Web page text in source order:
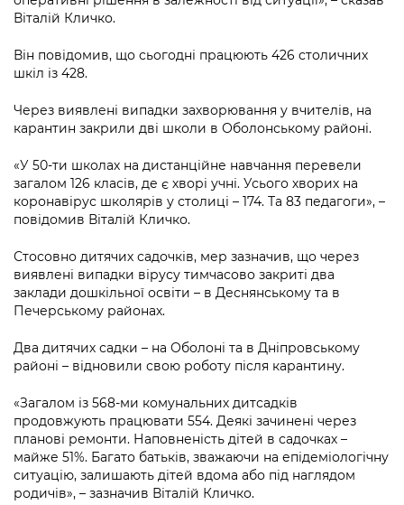
Підприємства, установи, організації
Річні звіти
Гендерна політика
Безбар'єрність
Київська міська військова адміністрація
Портал Захисників та Захисниць
Безбар'єрність
Портал послуг
Міський застосунок Київ Цифровий
Важливе під час воєнного стану
Уряд» – місцевий рівень»
Важливе під час воєнного стану
Про відкриті дані
Портал даних Києва
Віталій Кличко.
Він повідомив, що сьогодні працюють 426 столичних
шкіл із 428.
Через виявлені випадки захворювання у вчителів, на
карантин закрили дві школи в Оболонському районі.
«У 50-ти школах на дистанційне навчання перевели
загалом 126 класів, де є хворі учні. Усього хворих на
коронавірус школярів у столиці – 174. Та 83 педагоги», –
повідомив Віталій Кличко.
Стосовно дитячих садочків, мер зазначив, що через
виявлені випадки вірусу тимчасово закриті два
заклади дошкільної освіти – в Деснянському та в
Печерському районах.
Два дитячих садки – на Оболоні та в Дніпровському
районі – відновили свою роботу після карантину.
«Загалом із 568-ми комунальних дитсадків
продовжують працювати 554. Деякі зачинені через
планові ремонти. Наповненість дітей в садочках –
майже 51%. Багато батьків, зважаючи на епідеміологічну
ситуацію, залишають дітей вдома або під наглядом
родичів», – зазначив Віталій Кличко.